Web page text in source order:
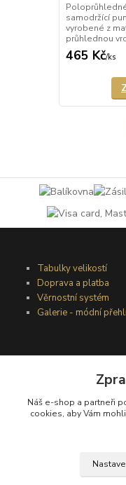
samodržící
vyrobené z
průhlednou
465 Kč/ks
Tabulky velikostí
Doprava a platba
Věrnostní systém
Galerie - módní
Obchodní podmínky
Ochrana osobních
Kontakty
Reklamační řád
Náš e-shop a partneři
cookies, aby Vám